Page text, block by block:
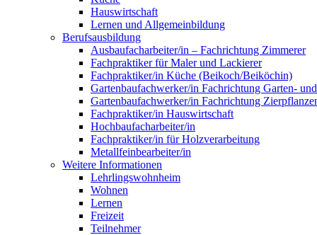
Hauswirtschaft
Lernen und Allgemeinbildung
Berufsausbildung
Ausbaufacharbeiter/in – Fachrichtung Zimmerer
Fachpraktiker für Maler und Lackierer
Fachpraktiker/in Küche (Beikoch/Beiköchin)
Gartenbaufachwerker/in Fachrichtung Garten-
Gartenbaufachwerker/in Fachrichtung
Fachpraktiker/in Hauswirtschaft
Hochbaufacharbeiter/in
Fachpraktiker/in für Holzverarbeitung
Metallfeinbearbeiter/in
Weitere Informationen
Lehrlingswohnheim
Wohnen
Lernen
Freizeit
Teilnehmer